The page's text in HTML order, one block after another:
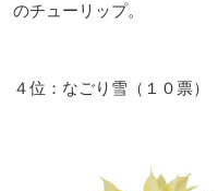
のチューリップ。
４位：なごり雪（１０票）